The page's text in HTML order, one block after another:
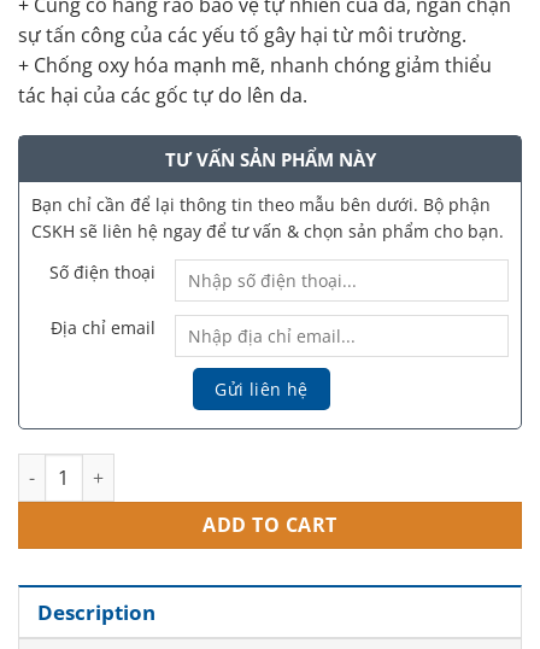
sự tấn công của các yếu tố gây hại từ môi trường.
+ Chống oxy hóa mạnh mẽ, nhanh chóng giảm thiểu
tác hại của các gốc tự do lên da.
TƯ VẤN SẢN PHẨM NÀY
Bạn chỉ cần để lại thông tin theo mẫu bên dưới. Bộ phận
CSKH sẽ liên hệ ngay để tư vấn & chọn sản phẩm cho bạn.
Số điện thoại
Địa chỉ email
INFINI V5 PREMIUM B.A.P quantity
ADD TO CART
Description